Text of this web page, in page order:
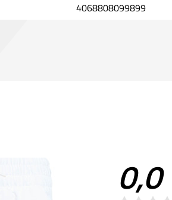
4068808099899
0,0